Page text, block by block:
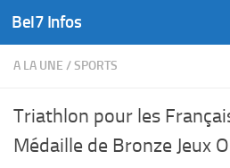
Skip to content
Bel7 Infos
A LA UNE /SPORTS
Triathlon pour les
Médaille de Bronze Jeux